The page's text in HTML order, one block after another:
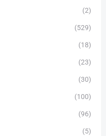
(2)
(529)
(18)
(23)
(30)
(100)
(96)
(5)